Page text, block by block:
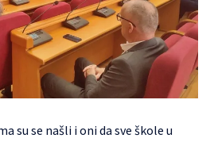
su se našli i oni da sve škole u